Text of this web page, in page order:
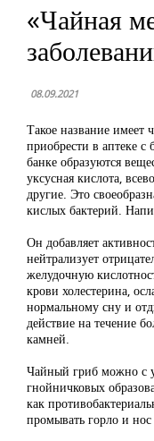
«Чайная
08.09.2021
Такое название
приобрести в аптеке с
банке образуются
уксусная кислота,
другие. Это
кислых бактерий.
Он добавляет
нейтрализует
желудочную
крови холестерина,
нормальному сну и
действие на течение
камней.
Чайный гриб можно с
гнойничковых
как
промывать горло и